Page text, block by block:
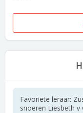
Favoriete leraar:
snoeren Liesbeth v